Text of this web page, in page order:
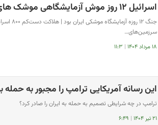
اسرائیل ۱۲ روز موش آزمایشگاهی موشک های ایران بود
جنگ ۱۲
سرزمین‌های…
۱۸ مرداد ۱۴۰۴ | ۱۱:۳
این رسانه آمریکایی ترامپ را مجبور به حمله
ترامپ در چه شرایطی تصمیم به حمله به ایران را صادر کرد؟
۲۱ تیر ۱۴۰۴ | ۶:۴۹